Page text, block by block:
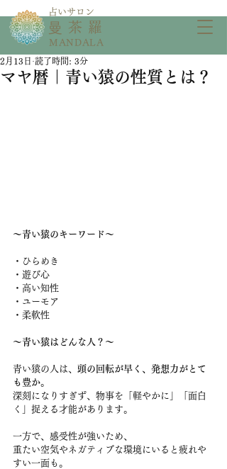
​占いサロン
​曼茶羅
MANDALA
マヤ暦｜青い猿の性質とは？
2月13日 読了時間: 3分
〜青い猿のキーワード〜
・ひらめき
・遊び心
・高い知性
・ユーモア
・柔軟性
〜青い猿はどんな人？〜
青い猿の人は、 頭の回転が早く、発想力がとて
も豊か。
深刻になりすぎず、物事を「軽やかに」「面白
く」捉える才能があります。
一方で、感受性が強いため、
重たい空気やネガティブな環境にいると疲れや
すい一面も。